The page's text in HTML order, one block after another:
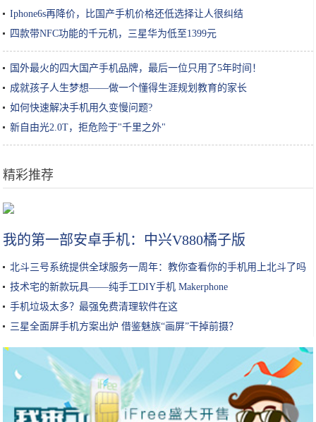
Iphone6s再降价，比国产手机价格还低选择让人很纠结
四款带NFC功能的千元机，三星华为低至1399元
国外最火的四大国产手机品牌，最后一位只用了5年时间！
成就孩子人生梦想——做一个懂得生涯规划教育的家长
如何快速解决手机用久变慢问题?
新自由光2.0T，拒危险于"千里之外"
精彩推荐
我的第一部安卓手机：中兴V880橘子版
北斗三号系统提供全球服务一周年：教你查看你的手机用上北斗了吗
技术宅的新款玩具——纯手工DIY手机 Makerphone
手机垃圾太多？最强免费清理软件在这
三星全面屏手机方案出炉 借鉴魅族“画屏”干掉前摄？